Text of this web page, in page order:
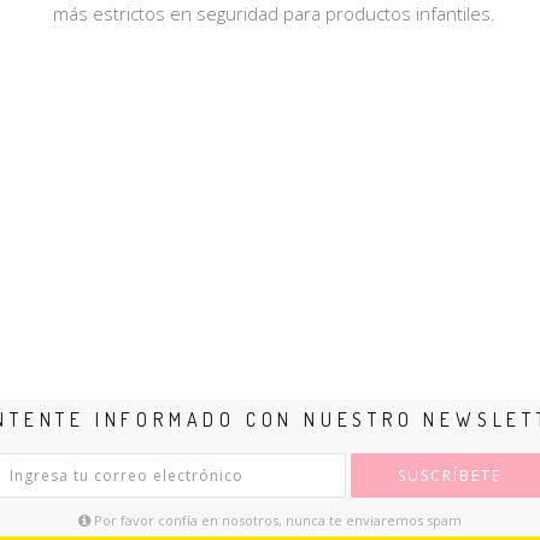
más estrictos en seguridad para productos infantiles.
INFORMADO CON NUESTRO
SUSCRÍBETE
Por favor confía en nosotros, nunca te enviaremos spam